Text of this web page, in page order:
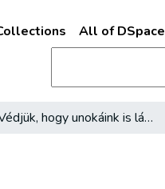
All of DSpace
Védjük, hogy unokáink is lássák!